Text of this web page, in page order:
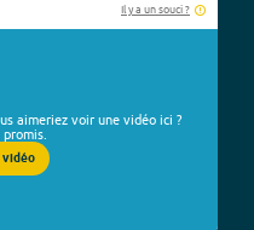
Il y a un souci ?
aimeriez voir une vidéo ici ?
vidéo